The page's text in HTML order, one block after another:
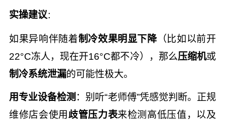
实操建议 ：
如果异响伴随着制冷效果明显下降（比如以前开
22°C冻人，现在开16°C都不冷），那么压缩机或
制冷系统泄漏的可能性极大。
用专业设备检测 ：别听“老师傅”凭感觉判断。正规
维修店会使用歧管压力表来检测高低压值，以及